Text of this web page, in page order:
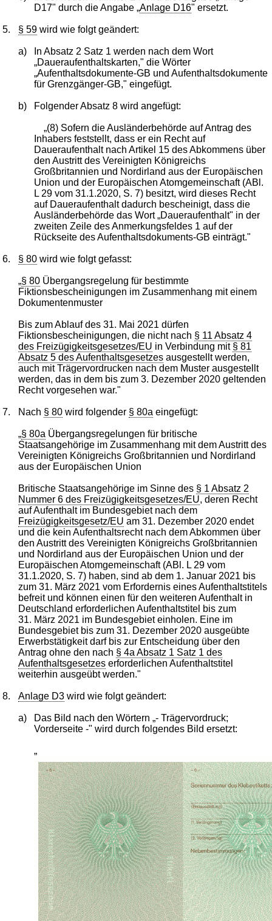
D17" durch die Angabe „Anlage D16" ersetzt.
5. § 59 wird wie folgt geändert:
a)
In Absatz 2 Satz 1 werden nach dem Wort
„Daueraufenthaltskarten," die Wörter
„Aufenthaltsdokumente-GB und Aufenthaltsdokumente
für Grenzgänger-GB," eingefügt.
b) Folgender Absatz 8 wird angefügt:
„(8) Sofern die Ausländerbehörde auf Antrag des
Inhabers feststellt, dass er ein Recht auf
Daueraufenthalt nach Artikel 15 des Abkommens über
den Austritt des Vereinigten Königreichs
Großbritannien und Nordirland aus der Europäischen
Union und der Europäischen Atomgemeinschaft (ABl.
L 29 vom 31.1.2020, S. 7) besitzt, wird dieses Recht
auf Daueraufenthalt dadurch bescheinigt, dass die
Ausländerbehörde das Wort „Daueraufenthalt" in der
zweiten Zeile des Anmerkungsfeldes 1 auf der
Rückseite des Aufenthaltsdokuments-GB einträgt."
6. § 80 wird wie folgt gefasst:
„§ 80 Übergangsregelung für bestimmte
Fiktionsbescheinigungen im Zusammenhang mit einem
Dokumentenmuster
Bis zum Ablauf des 31. Mai 2021 dürfen
Fiktionsbescheinigungen, die nicht nach § 11 Absatz 4
des Freizügigkeitsgesetzes/EU in Verbindung mit § 81
Absatz 5 des Aufenthaltsgesetzes ausgestellt werden,
auch mit Trägervordrucken nach dem Muster ausgestellt
werden, das in dem bis zum 3. Dezember 2020 geltenden
Recht vorgesehen war."
7. Nach § 80 wird folgender § 80a eingefügt:
„§ 80a Übergangsregelungen für britische
Staatsangehörige im Zusammenhang mit dem Austritt des
Vereinigten Königreichs Großbritannien und Nordirland
aus der Europäischen Union
Britische Staatsangehörige im Sinne des § 1 Absatz 2
Nummer 6 des Freizügigkeitsgesetzes/EU, deren Recht
auf Aufenthalt im Bundesgebiet nach dem
Freizügigkeitsgesetz/EU am 31. Dezember 2020 endet
und die kein Aufenthaltsrecht nach dem Abkommen über
den Austritt des Vereinigten Königreichs Großbritannien
und Nordirland aus der Europäischen Union und der
Europäischen Atomgemeinschaft (ABl. L 29 vom
31.1.2020, S. 7) haben, sind ab dem 1. Januar 2021 bis
zum 31. März 2021 vom Erfordernis eines Aufenthaltstitels
befreit und können einen für den weiteren Aufenthalt in
Deutschland erforderlichen Aufenthaltstitel bis zum
31. März 2021 im Bundesgebiet einholen. Eine im
Bundesgebiet bis zum 31. Dezember 2020 ausgeübte
Erwerbstätigkeit darf bis zur Entscheidung über den
Antrag ohne den nach § 4a Absatz 1 Satz 1 des
Aufenthaltsgesetzes erforderlichen Aufenthaltstitel
weiterhin ausgeübt werden."
8. Anlage D3 wird wie folgt geändert:
a)
Das Bild nach den Wörtern „- Trägervordruck;
Vorderseite -" wird durch folgendes Bild ersetzt:
„